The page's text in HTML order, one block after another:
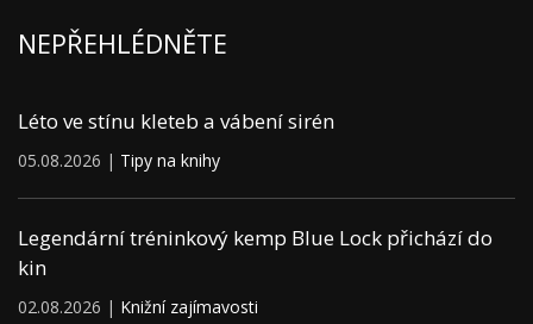
NEPŘEHLÉDNĚTE
Léto ve stínu kleteb a vábení sirén
05.08.2026 | Tipy na knihy
Legendární tréninkový kemp Blue Lock přichází do
kin
02.08.2026 | Knižní zajímavosti